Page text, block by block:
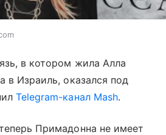
в котором жила Алла
в Израиль, оказался под
Telegram-канал Mash.
Примадонна не имеет